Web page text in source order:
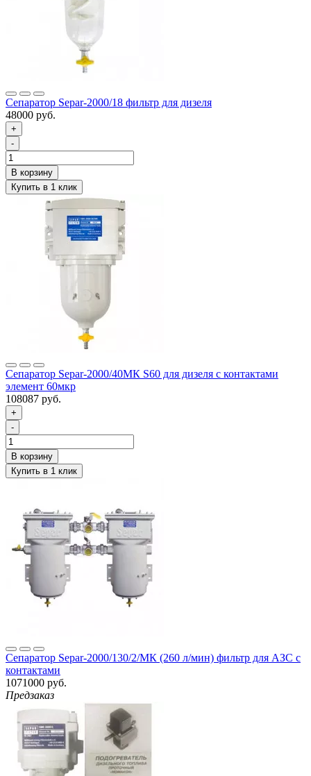
Сепаратор Separ-2000/18 фильтр для дизеля
48000 руб.
+
-
Сепаратор Separ-2000/40МК S60 для дизеля с контактами
элемент 60мкр
108087 руб.
+
-
Сепаратор Separ-2000/130/2/МК (260 л/мин) фильтр для АЗС с
контактами
1071000 руб.
Предзаказ